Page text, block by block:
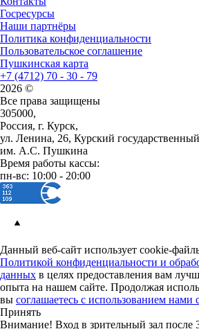
Госресурсы
Наши партнёры
Политика конфиденциальности
Пользовательское соглашение
Пушкинская карта
+7 (4712) 70 - 30 - 79
2026 ©
Все права защищены
305000,
Россия, г. Курск,
ул. Ленина, 26, Курский
им. А.С. Пушкина
Время работы кассы:
пн-вс: 10:00 - 20:00
Данный веб-сайт использует cookie-
Политикой конфиденциальности и
данных в целях предоставления вам
опыта на нашем сайте. Продолжая
вы соглашаетесь с использованием нами
Принять
Внимание! Вход в зрительный зал после